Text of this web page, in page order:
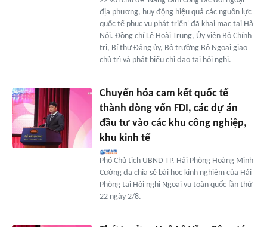
địa phương, huy động hiệu quả các nguồn lực
quốc tế phục vụ phát triển' đã khai mạc tại Hà
Nội. Đồng chí Lê Hoài Trung, Ủy viên Bộ Chính
trị, Bí thư Đảng ủy, Bộ trưởng Bộ Ngoại giao
chủ trì và phát biểu chỉ đạo tại hội nghị.
Chuyển hóa cam kết quốc tế
thành dòng vốn FDI, các dự án
đầu tư vào các khu công nghiệp,
khu kinh tế
Phó Chủ tịch UBND TP. Hải Phòng Hoàng Minh
Cường đã chia sẻ bài học kinh nghiệm của Hải
Phòng tại Hội nghị Ngoại vụ toàn quốc lần thứ
22 ngày 2/8.